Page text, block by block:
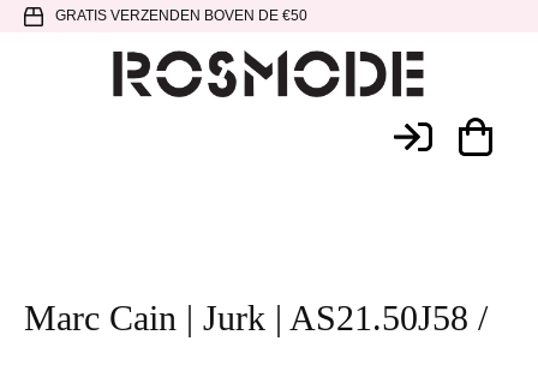
Spring
hoofdnavigatie
Door
SpringGRATIS VERZENDEN BOVEN DE €50
Marc Cain | Jurk | AS21.50J58 /